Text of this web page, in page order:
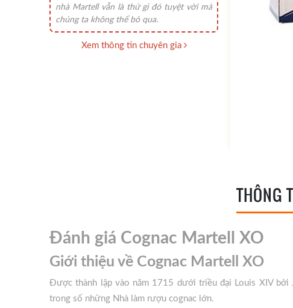
nhà Martell vẫn là thứ gì đó tuyệt vời mà
chúng ta không thể bỏ qua.
Xem thông tin chuyên gia
THÔNG
Đánh giá Cognac Martell XO
Giới thiệu về Cognac Martell XO
Được thành lập vào năm 1715 dưới triều đại Louis XIV
trong số những Nhà làm rượu cognac lớn.